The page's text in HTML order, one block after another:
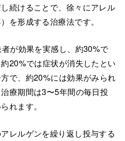
続けることで、徐々にアレル
を形成する治療法です。
が効果を実感し、約30%で
20%では症状が消失したとい
で、約20%には効果がみられ
療期間は3〜5年間の毎日投
れます。
レルゲンを繰り返し投与する